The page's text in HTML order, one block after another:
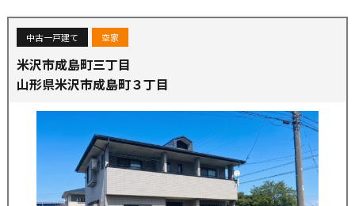
中古一戸建て 空家
米沢市成島町三丁目
山形県米沢市成島町３丁目